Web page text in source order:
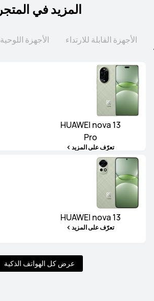
المزيد في المتجر
الأجهزة القابلة للارتداء الأجهزة اللوحية
HUAWEI nova 13
Pro
تعرّف على المزيد
HUAWEI nova 13
تعرّف على المزيد
عرض كل الهواتف الذكية